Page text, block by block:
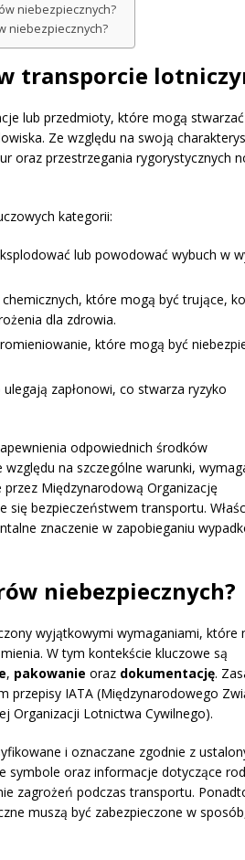
niebezpiecznych?
niebezpiecznych?
transporcie
lub przedmioty, które mogą stwarzać
Ze względu na swoją
oraz przestrzegania rygorystycznych
kategorii:
lub powodować wybuch w
które mogą być trujące,
dla zdrowia.
które mogą być
zapłonowi, co stwarza ryzyko
odpowiednich środków
na szczególne warunki,
Międzynarodową Organizację
bezpieczeństwem transportu.
znaczenie w zapobieganiu
niebezpiecznych?
wyjątkowymi wymaganiami, które
W tym kontekście kluczowe są
, pakowanie oraz dokumentację.
przepisy IATA (Międzynarodowego
Organizacji Lotnictwa Cywilnego).
i oznaczane zgodnie z
symbole oraz informacje dotyczące
zagrożeń podczas transportu.
muszą być zabezpieczone w